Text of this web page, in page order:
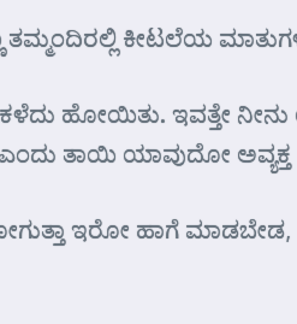
ತಮ್ಮಂದಿರಲ್ಲಿ ಕೀಟಲೆಯ
ಕಳೆದು ಹೋಯಿತು. ಇವತ್ತೇ
ತಾಯಿ ಯಾವುದೋ
ಇರೋ ಹಾಗೆ ಮಾಡಬೇಡ,